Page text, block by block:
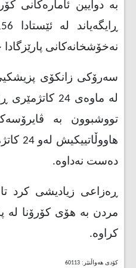
بە دوایین ئامارەکانی
نەخۆشخانەکانی
سەرۆکی زانکۆی
تووشبوون بە
دەست نەداوە.
مردن بە هۆی کۆرۆنا لە
کراوە.
کۆدی هەواڵنێر: 60113